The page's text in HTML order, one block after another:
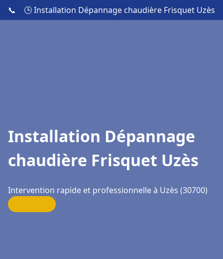
📞 🕒 Installation Dépannage chaudière Frisquet Uzès
Installation Dépannage
chaudière Frisquet Uzès
Intervention rapide et professionnelle à Uzès (30700)